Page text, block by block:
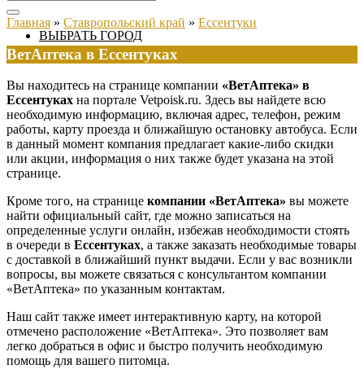
ВЫБРАТЬ ГОРОД
Главная » Ставропольский край » Ессентуки
ВетАптека в Ессентуках
Вы находитесь на странице компании «ВетАптека» в
Ессентуках на портале Vetpoisk.ru. Здесь вы найдете всю
необходимую информацию, включая адрес, телефон, режим
работы, карту проезда и ближайшую остановку автобуса. Если
в данный момент компания предлагает какие-либо скидки
или акции, информация о них также будет указана на этой
странице.
Кроме того, на странице компании «ВетАптека» вы можете
найти официальный сайт, где можно записаться на
определенные услуги онлайн, избежав необходимости стоять
в очереди в Ессентуках, а также заказать необходимые товары
с доставкой в ближайший пункт выдачи. Если у вас возникли
вопросы, вы можете связаться с консультантом компании
«ВетАптека» по указанным контактам.
Наш сайт также имеет интерактивную карту, на которой
отмечено расположение «ВетАптека». Это позволяет вам
легко добраться в офис и быстро получить необходимую
помощь для вашего питомца.